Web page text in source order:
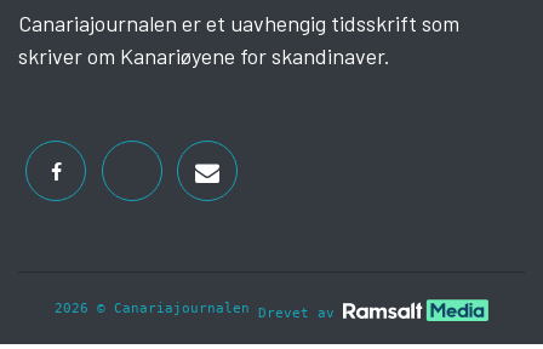
Canariajournalen er et uavhengig tidsskrift som
skriver om Kanariøyene for skandinaver.
2026 © Canariajournalen Drevet av